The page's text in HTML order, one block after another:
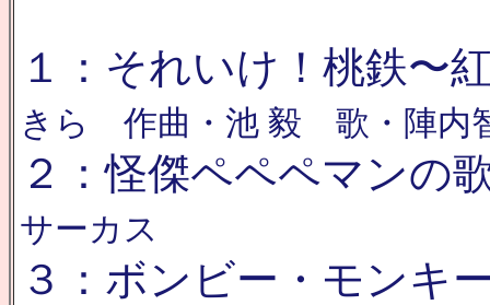
１：それいけ！桃鉄〜
きら 作曲・池 毅 歌・陣内
２：怪傑ペペペマンの
サーカス
３：ボンビー・モンキ